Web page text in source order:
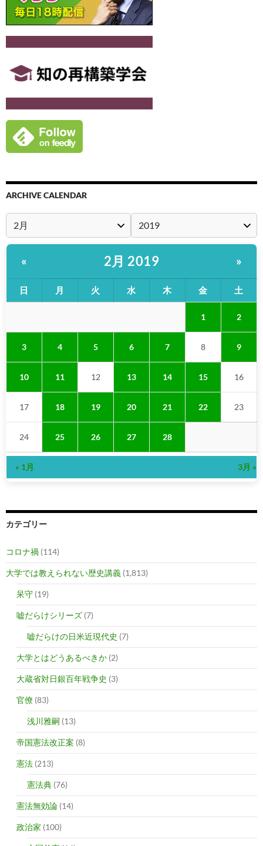
ARCHIVE CALENDAR
« 2月 2019 »
日 月 火 水 木 金 土
1 2
3 4 5 6 7 8 9
10 11 12 13 14 15 16
17 18 19 20 21 22 23
24 25 26 27 28
« 1月 3月 »
カテゴリー
コロナ禍 (114)
大学では教えられない歴史講義 (1,813)
呆守 (19)
嘘だらけシリーズ (7)
嘘だらけの日米近現代史 (7)
大学とはどうあるべきか (2)
大蔵省対日銀百年戦争史 (3)
官僚 (83)
浅川雅嗣 (13)
帝国憲法改正案 (8)
憲法 (213)
憲法典 (76)
憲法無効論 (14)
政治家 (100)